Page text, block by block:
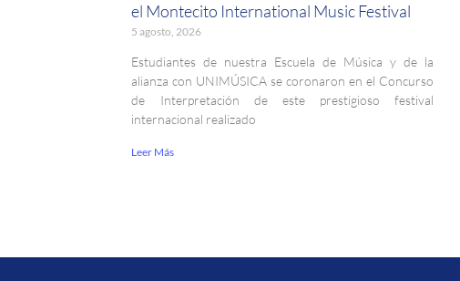
el Montecito International Music Festival
5 agosto, 2026
Estudiantes de nuestra Escuela de Música y de la
alianza con UNIMÚSICA se coronaron en el Concurso
de Interpretación de este prestigioso festival
internacional realizado
Leer Más